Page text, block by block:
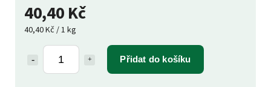
40,40 Kč
40,40 Kč / 1 kg
Přidat do košíku